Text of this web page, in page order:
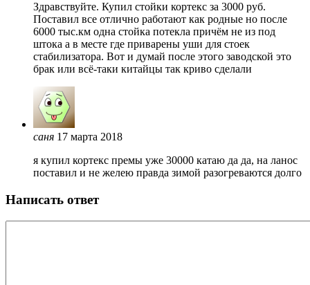
Здравствуйте. Купил стойки кортекс за 3000 руб.
Поставил все отлично работают как родные но после
6000 тыс.км одна стойка потекла причём не из под
штока а в месте где приварены уши для стоек
стабилизатора. Вот и думай после этого заводской это
брак или всё-таки китайцы так криво сделали
саня 17 марта 2018
я купил кортекс премы уже 30000 катаю да да, на ланос
поставил и не желею правда зимой разогреваются долго
Написать ответ